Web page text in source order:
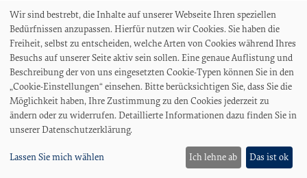
1 : 3
Bremer SV
200Zu. Zuschauende
FS
Wir sind bestrebt, die Inhalte auf unserer Webseite Ihren speziellen
Bedürfnissen anzupassen. Hierfür nutzen wir Cookies. Sie haben die
Freiheit, selbst zu entscheiden, welche Arten von Cookies während Ihres
Besuchs auf unserer Seite aktiv sein sollen. Eine genaue Auflistung und
Beschreibung der von uns eingesetzten Cookie-Typen können Sie in den
„Cookie-Einstellungen“ einsehen. Bitte berücksichtigen Sie, dass Sie die
Möglichkeit haben, Ihre Zustimmung zu den Cookies jederzeit zu
ändern oder zu widerrufen. Detaillierte Informationen dazu finden Sie in
unserer Datenschutzerklärung.
Lassen Sie mich wählen Ich lehne ab Das ist ok